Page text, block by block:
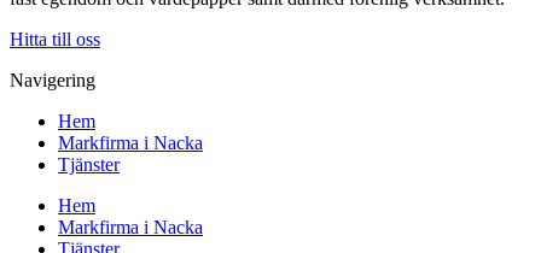
Hitta till oss
Navigering
Hem
Markfirma i Nacka
Tjänster
Hem
Markfirma i Nacka